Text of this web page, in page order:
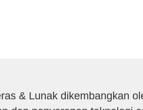
& Lunak dikembangkan